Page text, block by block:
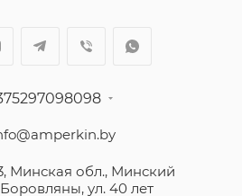
Минская обл., Минский
ул. 40 лет